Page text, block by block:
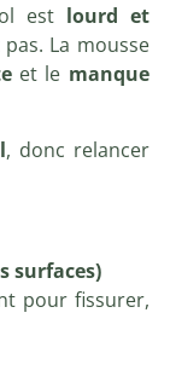
est lourd et
La mousse
et le manque
, donc relancer
surfaces)
pour fissurer,